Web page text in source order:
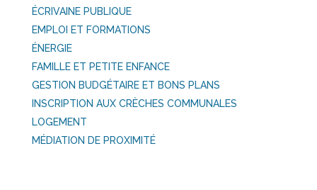
ÉCRIVAINE PUBLIQUE
EMPLOI ET FORMATIONS
ÉNERGIE
FAMILLE ET PETITE ENFANCE
GESTION BUDGÉTAIRE ET BONS PLANS
INSCRIPTION AUX CRÈCHES COMMUNALES
LOGEMENT
MÉDIATION DE PROXIMITÉ